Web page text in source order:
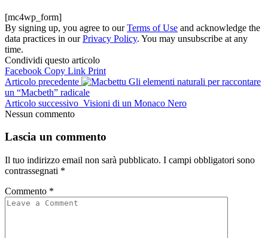
[mc4wp_form]
By signing up, you agree to ourTerms of Use and acknowledge the
data practices in ourPrivacy Policy. You may unsubscribe at any
time.
Condividi questo articolo
Facebook Copy Link Print
Articolo precedente
Gli elementi naturali per raccontare
un “Macbeth” radicale
Articolo successivo Visioni di un Monaco Nero
Nessun commento
Lascia un commento
Il tuo indirizzo email non sarà pubblicato. I campi obbligatori sono
contrassegnati *
Commento *